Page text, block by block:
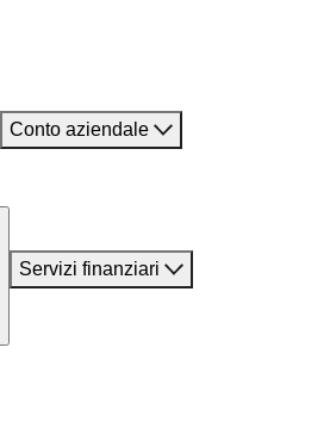
Conto aziendale
Servizi finanziari